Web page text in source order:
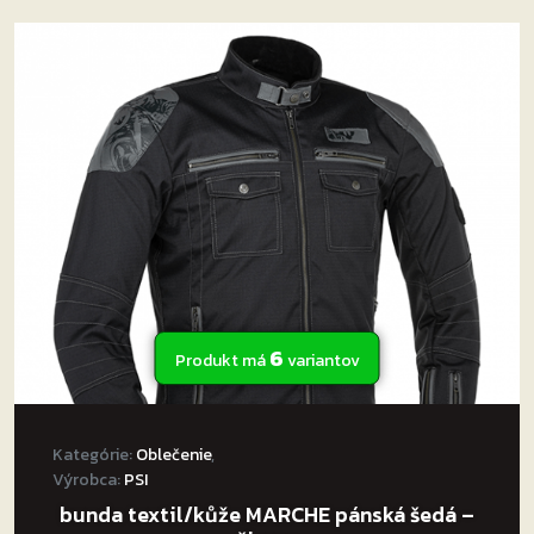
si
môžete
vybrať
na
stránke
produktu.
Produkt má6variantov
Kategórie:Oblečenie,
Výrobca:PSI
bunda textil/kůže MARCHE pánská šedá –